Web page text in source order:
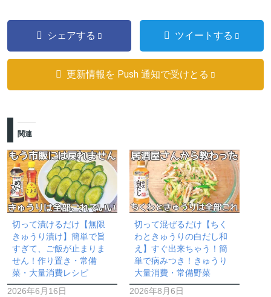
シェアする ツイートする
更新情報を Push 通知で受けとる
関連
切って漬けるだけ【無限
きゅうり漬け】簡単で旨
すぎて、ご飯が止まりま
せん！作り置き・常備
菜・大量消費レシピ
2026年6月16日
切って混ぜるだけ【ちく
わときゅうりの白だし和
え】すぐ出来ちゃう！簡
単で病みつき！きゅうり
大量消費・常備野菜
2026年8月6日